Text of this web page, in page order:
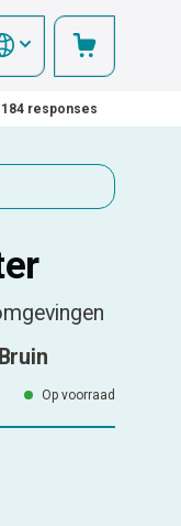
184 responses
Op voorraad